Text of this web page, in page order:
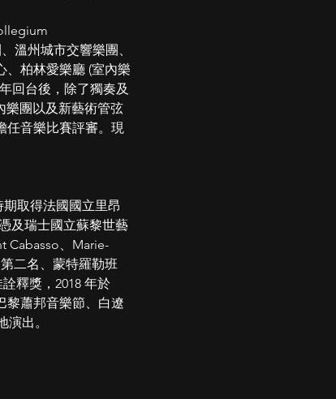
溫州城市交響樂團、
柏林愛樂廳 (室內樂
回台後，除了獨奏及
樂團以及新藝術管弦
任⾳樂比賽評審。現
取得法國國立⾥昂
及瑞⼠國立蘇黎世藝
Cabasso、Marie-
⼆名、蒙特羅勒班
釋獎，2018 年於
黎蕭邦⾳樂節、⽩遼
出。